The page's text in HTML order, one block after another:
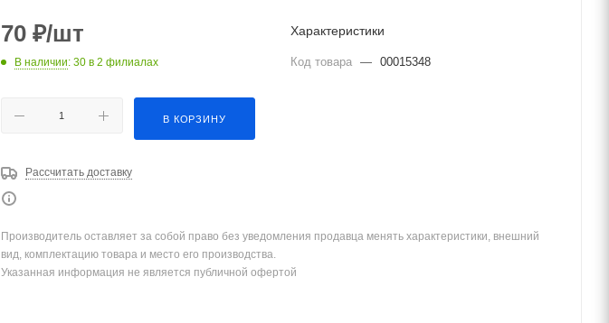
70 ₽/шт
В наличии: 30 в 2 филиалах
В КОРЗИНУ
Рассчитать доставку
Характеристики
Код товара — 00015348
Производитель оставляет за собой право без уведомления продавца менять характеристики, внешний
вид, комплектацию товара и место его производства.
Указанная информация не является публичной офертой